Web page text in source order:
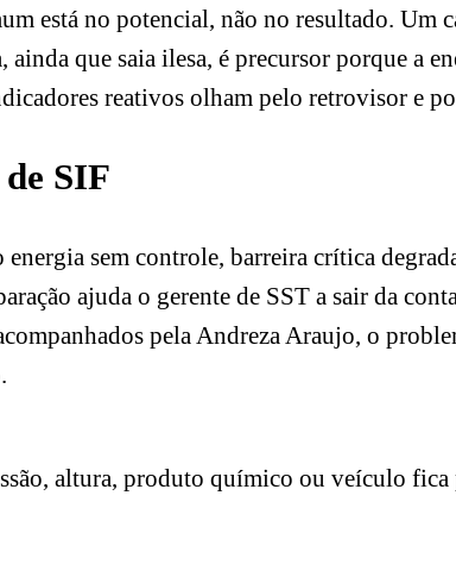
está no potencial, não no resultado. Um
ainda que saia ilesa, é precursor porque
reativos olham pelo retrovisor e
SIF
sem controle, barreira crítica
ajuda o gerente de SST a sair da
pela Andreza Araujo, o
altura, produto químico ou veículo